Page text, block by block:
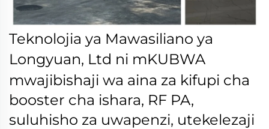
Teknolojia ya Mawasiliano ya
Longyuan, Ltd ni mKUBWA
mwajibishaji wa aina za kifupi cha
booster cha ishara, RF PA,
suluhisho za uwapenzi, utekelezaji